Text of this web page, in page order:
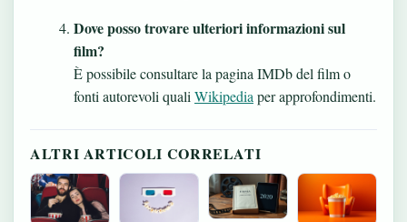
Dove posso trovare ulteriori informazioni sul
film?
È possibile consultare la pagina IMDb del film o
fonti autorevoli quali Wikipedia per approfondimenti.
ALTRI ARTICOLI CORRELATI